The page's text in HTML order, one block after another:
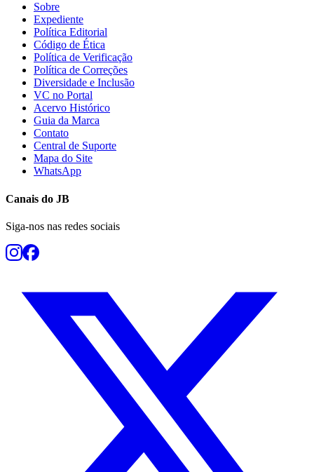
Sobre
Expediente
Política Editorial
Código de Ética
Política de Verificação
Política de Correções
Diversidade e Inclusão
VC no Portal
Acervo Histórico
Guia da Marca
Contato
Central de Suporte
Mapa do Site
WhatsApp
Canais do JB
Siga-nos nas redes sociais